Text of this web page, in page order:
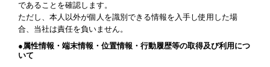
であることを確認します。
ただし、本人以外が個人を識別できる情報を入手し使用した場
合、当社は責任を負いません。
●属性情報・端末情報・位置情報・行動履歴等の取得及び利用につ
いて